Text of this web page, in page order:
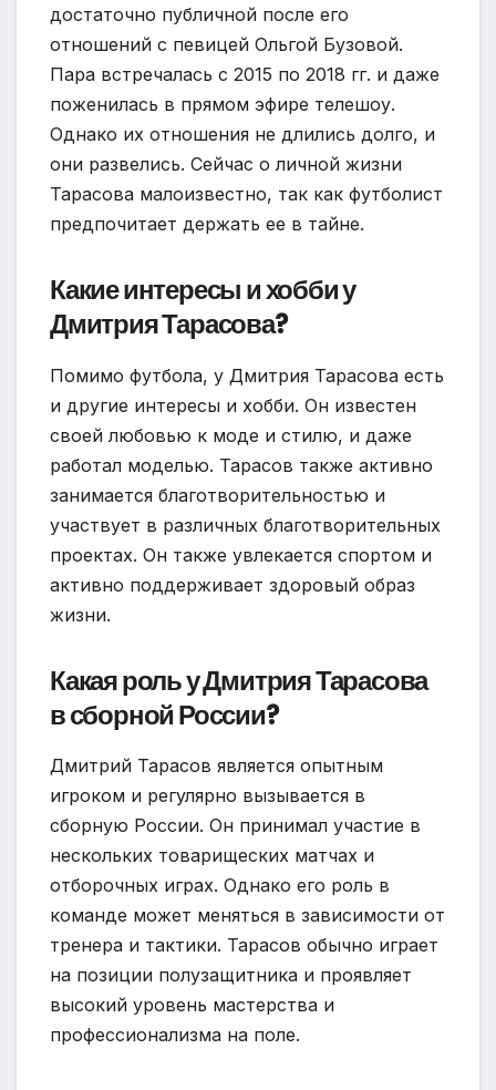
достаточно публичной после его
отношений с певицей Ольгой Бузовой.
Пара встречалась с 2015 по 2018 гг. и даже
поженилась в прямом эфире телешоу.
Однако их отношения не длились долго, и
они развелись. Сейчас о личной жизни
Тарасова малоизвестно, так как футболист
предпочитает держать ее в тайне.
Какие интересы и хобби у
Дмитрия Тарасова?
Помимо футбола, у Дмитрия Тарасова есть
и другие интересы и хобби. Он известен
своей любовью к моде и стилю, и даже
работал моделью. Тарасов также активно
занимается благотворительностью и
участвует в различных благотворительных
проектах. Он также увлекается спортом и
активно поддерживает здоровый образ
жизни.
Какая роль у Дмитрия Тарасова
в сборной России?
Дмитрий Тарасов является опытным
игроком и регулярно вызывается в
сборную России. Он принимал участие в
нескольких товарищеских матчах и
отборочных играх. Однако его роль в
команде может меняться в зависимости от
тренера и тактики. Тарасов обычно играет
на позиции полузащитника и проявляет
высокий уровень мастерства и
профессионализма на поле.